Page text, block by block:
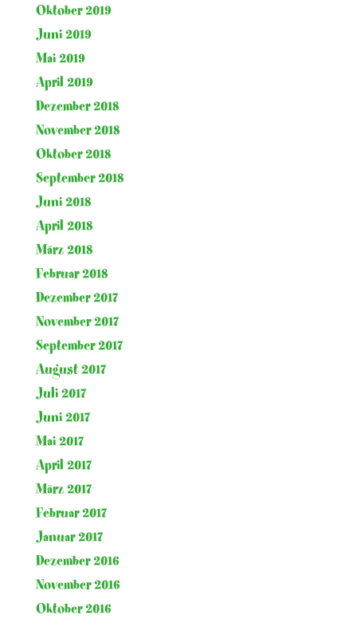
Oktober 2019
Juni 2019
Mai 2019
April 2019
Dezember 2018
November 2018
Oktober 2018
September 2018
Juni 2018
April 2018
März 2018
Februar 2018
Dezember 2017
November 2017
September 2017
August 2017
Juli 2017
Juni 2017
Mai 2017
April 2017
März 2017
Februar 2017
Januar 2017
Dezember 2016
November 2016
Oktober 2016